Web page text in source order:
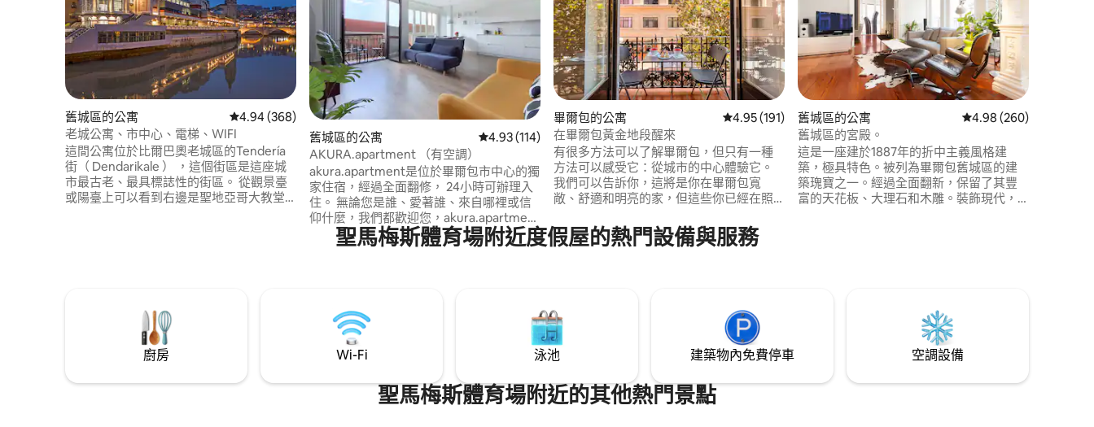
舊城區的公寓 從 368 則評價中獲得 4.94 的平均評分（滿分 5 分）
4.94 (368)
老城公寓、市中心、電梯、WIFI
這間公寓位於比爾巴奧老城區的Tendería
街（ Dendarikale ） ，這個街區是這座城
市最古老、最具標誌性的街區。 從觀景臺
或陽臺上可以看到右邊是聖地亞哥大教堂
舊城區的公寓 從 114 則評價中獲得 4.93 的平均評分（滿分 5 分）
4.93 (114)
AKURA.apartment （有空調）
akura.apartment是位於畢爾包市中心的獨
家住宿，經過全面翻修， 24小時可辦理入
住。 無論您是誰、愛著誰、來自哪裡或信
仰什麼，我們都歡迎您，akura.apartment
歡迎您。 我們遵守現行的法律義務： - 巴
斯克地區公司和旅遊活動登記處 (REATE)
畢爾包的公寓 從 191 則評價中獲得 4.95 的平均評分（滿分 5 分）
4.95 (191)
在畢爾包黃金地段醒來
有很多方法可以了解畢爾包，但只有一種
方法可以感受它：從城市的中心體驗它。
我們可以告訴你，這將是你在畢爾包寬
敞、舒適和明亮的家，但這些你已經在照
可能不知道的事情。 在你腳下的是La Viña
del Ensanche ，這是這座城市最著名的酒
舊城區的公寓 從 260 則評價中獲得
4.98 (260)
舊城區的宮殿。
這是一座建於1887年的折中主義風格建
築，極具特色。被列為畢爾包舊城區的建
築瑰寶之一。經過全面翻新，保留了其豐
富的天花板、大理石和木雕。裝飾現代，
聖馬梅斯體育場附近度假屋的熱門設備與服務
廚房 Wi-Fi 泳池 建築物內免費停車 空調設備
聖馬梅斯體育場附近的其他熱門景點